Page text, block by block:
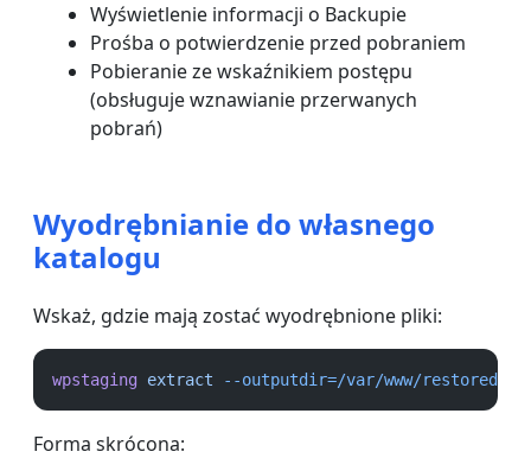
Wyświetlenie informacji o Backupie
Prośba o potwierdzenie przed pobraniem
Pobieranie ze wskaźnikiem postępu
(obsługuje wznawianie przerwanych
pobrań)
Wyodrębnianie do własnego
katalogu
Wskaż, gdzie mają zostać wyodrębnione pliki:
wpstaging extract --outputdir=/var/www/restored-
Forma skrócona: